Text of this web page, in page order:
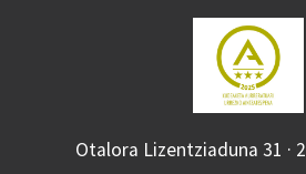
Otalora Lizentziaduna 31 ·